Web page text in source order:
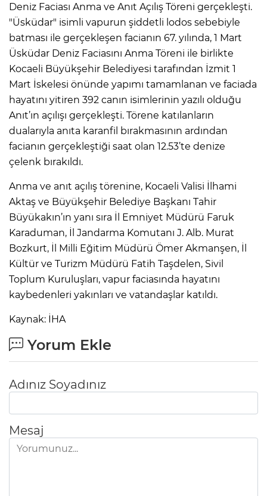
Deniz Faciası Anma ve Anıt Açılış Töreni gerçekleşti.
"Üsküdar" isimli vapurun şiddetli lodos sebebiyle
batması ile gerçekleşen facianın 67. yılında, 1 Mart
Üsküdar Deniz Faciasını Anma Töreni ile birlikte
Kocaeli Büyükşehir Belediyesi tarafından İzmit 1
Mart İskelesi önünde yapımı tamamlanan ve faciada
hayatını yitiren 392 canın isimlerinin yazılı olduğu
Anıt’ın açılışı gerçekleşti. Törene katılanların
dualarıyla anıta karanfil bırakmasının ardından
facianın gerçekleştiği saat olan 12.53’te denize
çelenk bırakıldı.
Anma ve anıt açılış törenine, Kocaeli Valisi İlhami
Aktaş ve Büyükşehir Belediye Başkanı Tahir
Büyükakın’ın yanı sıra İl Emniyet Müdürü Faruk
Karaduman, İl Jandarma Komutanı J. Alb. Murat
Bozkurt, İl Milli Eğitim Müdürü Ömer Akmanşen, İl
Kültür ve Turizm Müdürü Fatih Taşdelen, Sivil
Toplum Kuruluşları, vapur faciasında hayatını
kaybedenleri yakınları ve vatandaşlar katıldı.
Kaynak: İHA
Yorum Ekle
Adınız Soyadınız
Mesaj